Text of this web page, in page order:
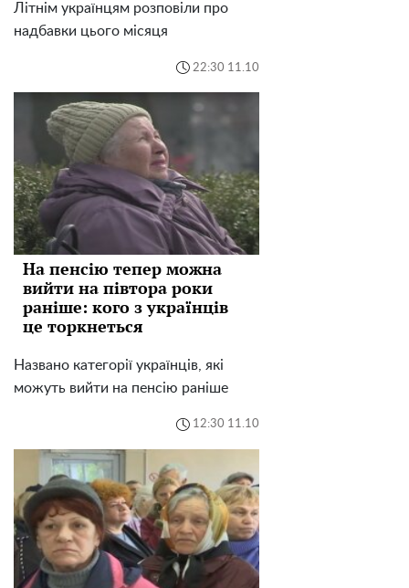
Літнім українцям розповіли про
надбавки цього місяця
22:30 11.10
На пенсію тепер можна
вийти на півтора роки
раніше: кого з українців
це торкнеться
Названо категорії українців, які
можуть вийти на пенсію раніше
12:30 11.10